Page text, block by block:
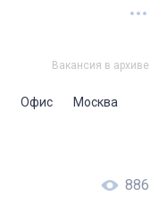
Вакансия в архиве
Офис Москва
886